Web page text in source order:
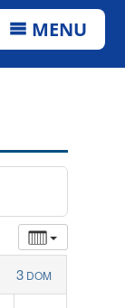
MENU
3 DOM